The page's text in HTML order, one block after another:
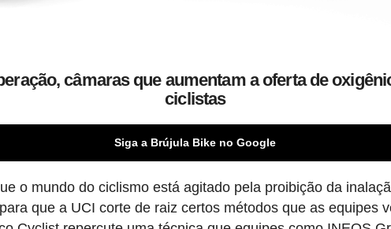
câmaras que aumentam a oferta de
ciclistas
Siga a Brújula Bike no Google
o mundo do ciclismo está agitado pela proibição da
que a UCI corte de raiz certos métodos que as equipes